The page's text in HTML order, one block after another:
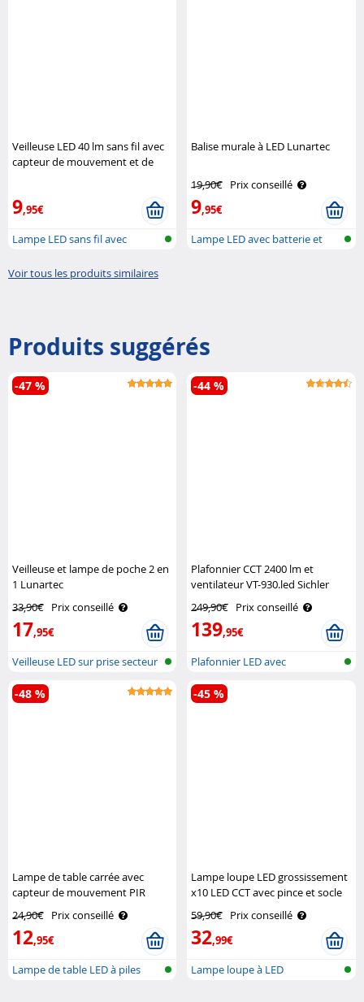
capteur de mouvement et de
Balise murale à LED Lunartec
19,90€ Prix conseillé
Produits suggérés
Veilleuse et lampe de poche 2 en
1 Lunartec
33,90€
Prix conseillé
17,95€
Plafonnier CCT 2400 lm et
ventilateur VT-930.led Sichler
249,90€ Prix conseillé
139,95€
Lampe de table carrée avec
capteur de mouvement PIR
24,90€ Prix conseillé
Lampe loupe LED grossissement
x10 LED CCT avec pince et socle
59,90€ Prix conseillé